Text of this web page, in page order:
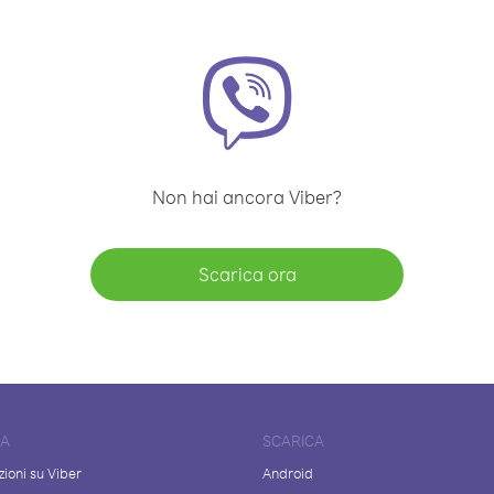
Non hai ancora Viber?
Scarica ora
su Viber
SCARICA
Android